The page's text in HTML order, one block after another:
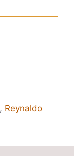
, Reynaldo